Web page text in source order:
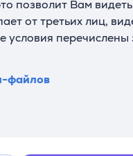
позволит Вам
от третьих лиц,
условия перечислены
файлов